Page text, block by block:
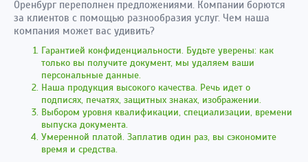
Оренбург переполнен предложениями. Компании борются
за клиентов с помощью разнообразия услуг. Чем наша
компания может вас удивить?
Гарантией конфиденциальности. Будьте уверены: как
только вы получите документ, мы удаляем ваши
персональные данные.
Наша продукция высокого качества. Речь идет о
подписях, печатях, защитных знаках, изображении.
Выбором уровня квалификации, специализации, времени
выпуска документа.
Умеренной платой. Заплатив один раз, вы сэкономите
время и средства.